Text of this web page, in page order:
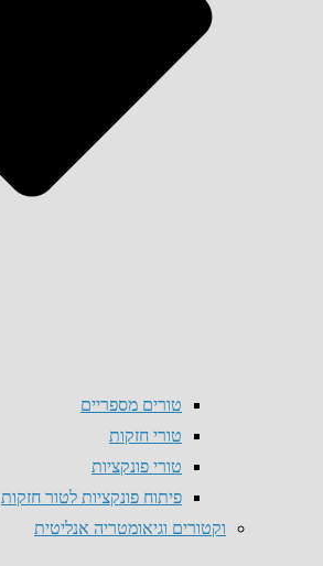
טורים מספריים
טורי חזקות
טורי פונקציות
פיתוח פונקציות לטור חזקות
וקטורים וגיאומטריה אנליטית